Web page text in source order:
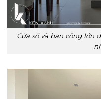
Cửa số và ban công lớn